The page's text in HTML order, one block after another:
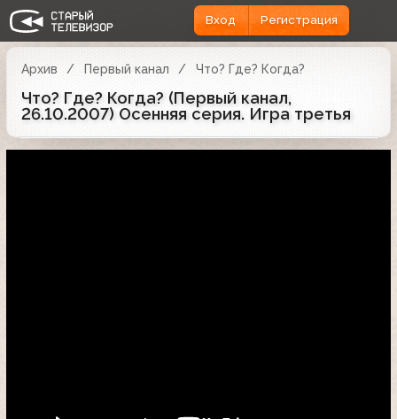
Вход Регистрация
Архив Первый канал Что? Где? Когда?
Что? Где? Когда? (Первый канал,
26.10.2007) Осенняя серия. Игра третья